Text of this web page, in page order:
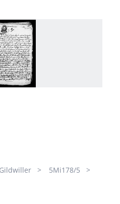
Gildwiller
5Mi178/5